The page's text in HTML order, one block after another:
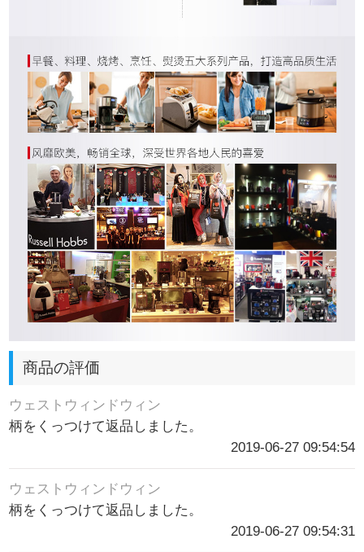
商品の評価
ウェストウィンドウィン
柄をくっつけて返品しました。
2019-06-27 09:54:54
ウェストウィンドウィン
柄をくっつけて返品しました。
2019-06-27 09:54:31